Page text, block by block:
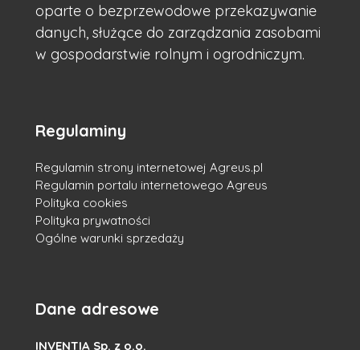
oparte o bezprzewodowe przekazywanie
danych, służące do zarządzania zasobami
w gospodarstwie rolnym i ogrodniczym.
Regulaminy
Regulamin strony internetowej Agreus.pl
Regulamin portalu internetowego Agreus
Polityka cookies
Polityka prywatności
Ogólne warunki sprzedaży
Dane adresowe
INVENTIA Sp. z o.o.